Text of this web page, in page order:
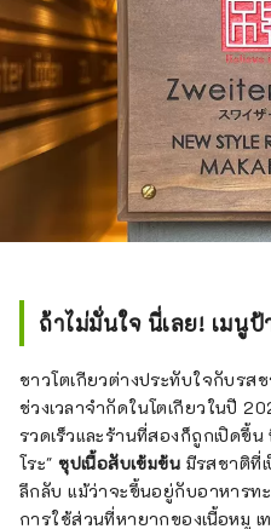
ถ้าไม่มั่นใจ นี่เลย! เมนูป้
ชาวโตเกียวต่างประทับใจกับรส
ช่วงเวลาจำกัดในโตเกียวในปี
รวดเร็วและร้านที่สองก็ถูกเปิดขึ้น
โระ"ซุปเนื้อสับเข้มข้น มีรสชาติที่
ลึกลับ แม้ว่าจะขึ้นอยู่กับอาหารท
การใช้ส่วนที่หายากของเนื้อหมู